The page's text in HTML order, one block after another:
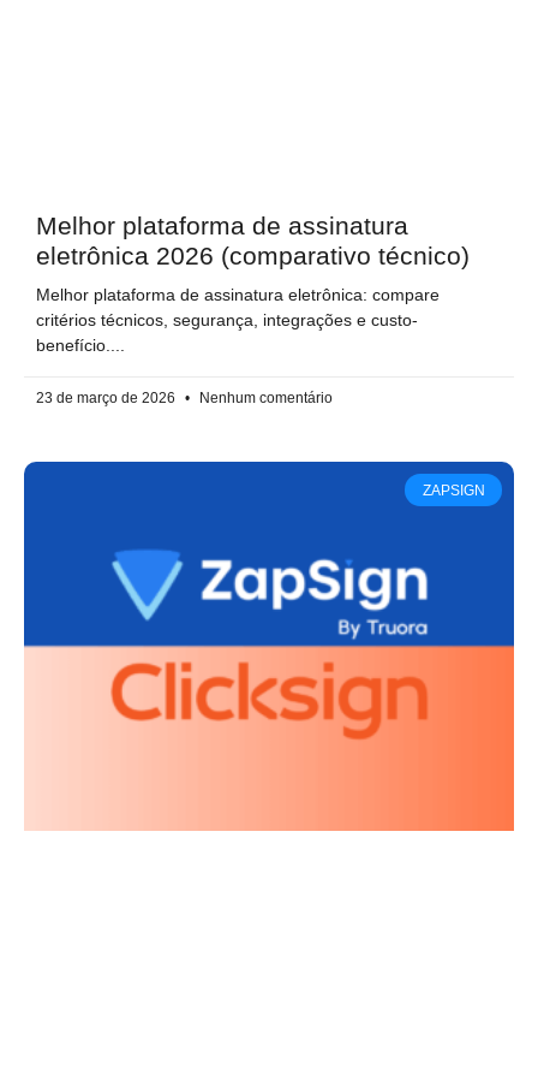
Melhor plataforma de assinatura
eletrônica 2026 (comparativo técnico)
Melhor plataforma de assinatura eletrônica: compare
critérios técnicos, segurança, integrações e custo-
benefício.
23 de março de 2026 Nenhum comentário
ZAPSIGN